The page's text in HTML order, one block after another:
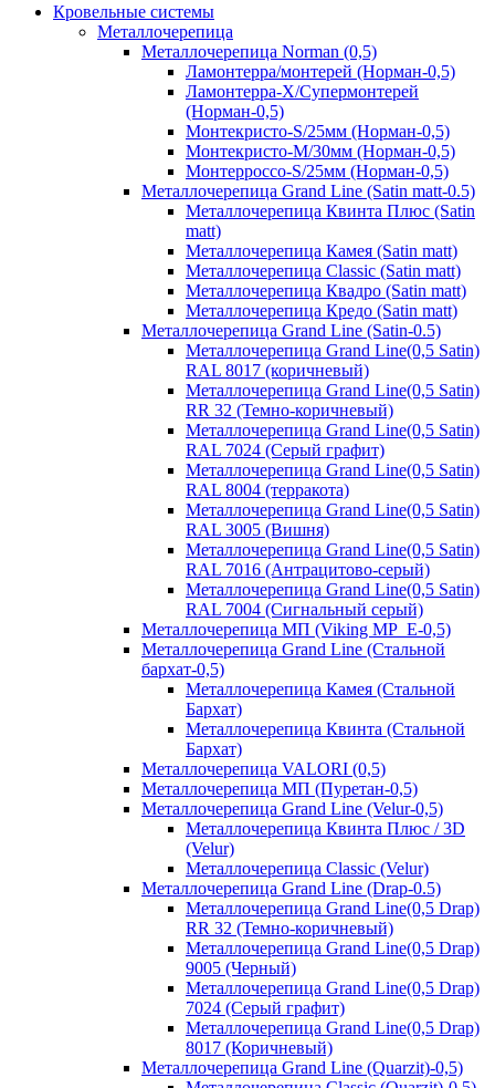
Кровельные системы
Металлочерепица
Металлочерепица Norman (0,5)
Ламонтерра/монтерей (Норман-0,5)
Ламонтерра-Х/Супермонтерей
(Норман-0,5)
Монтекристо-S/25мм (Норман-0,5)
Монтекристо-M/30мм (Норман-0,5)
Монтерроссо-S/25мм (Норман-0,5)
Металлочерепица Grand Line (Satin matt-0.5)
Металлочерепица Квинта Плюс (Satin
matt)
Металлочерепица Камея (Satin matt)
Металлочерепица Classic (Satin matt)
Металлочерепица Квадро (Satin matt)
Металлочерепица Кредо (Satin matt)
Металлочерепица Grand Line (Satin-0.5)
Металлочерепица Grand Line(0,5 Satin)
RAL 8017 (коричневый)
Металлочерепица Grand Line(0,5 Satin)
RR 32 (Темно-коричневый)
Металлочерепица Grand Line(0,5 Satin)
RAL 7024 (Серый графит)
Металлочерепица Grand Line(0,5 Satin)
RAL 8004 (терракота)
Металлочерепица Grand Line(0,5 Satin)
RAL 3005 (Вишня)
Металлочерепица Grand Line(0,5 Satin)
RAL 7016 (Антрацитово-серый)
Металлочерепица Grand Line(0,5 Satin)
RAL 7004 (Сигнальный серый)
Металлочерепица МП (Viking MP_E-0,5)
Металлочерепица Grand Line (Стальной
бархат-0,5)
Металлочерепица Камея (Стальной
Бархат)
Металлочерепица Квинта (Стальной
Бархат)
Металлочерепица VALORI (0,5)
Металлочерепица МП (Пуретан-0,5)
Металлочерепица Grand Line (Velur-0,5)
Металлочерепица Квинта Плюс / 3D
(Velur)
Металлочерепица Classic (Velur)
Металлочерепица Grand Line (Drap-0.5)
Металлочерепица Grand Line(0,5 Drap)
RR 32 (Темно-коричневый)
Металлочерепица Grand Line(0,5 Drap)
9005 (Черный)
Металлочерепица Grand Line(0,5 Drap)
7024 (Серый графит)
Металлочерепица Grand Line(0,5 Drap)
8017 (Коричневый)
Металлочерепица Grand Line (Quarzit)-0,5)